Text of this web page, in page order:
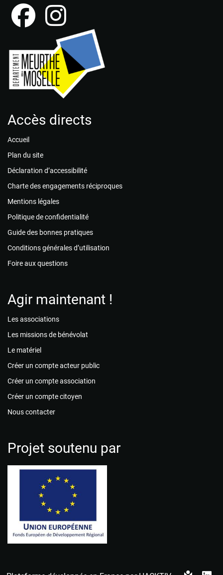
Accès directs
Accueil
Plan du site
Déclaration d’accessibilité
Charte des engagements réciproques
Mentions légales
Politique de confidentialité
Guide des bonnes pratiques
Conditions générales d’utilisation
Foire aux questions
Agir maintenant !
Les associations
Les missions de bénévolat
Le matériel
Créer un compte acteur public
Créer un compte association
Créer un compte citoyen
Nous contacter
Projet soutenu par